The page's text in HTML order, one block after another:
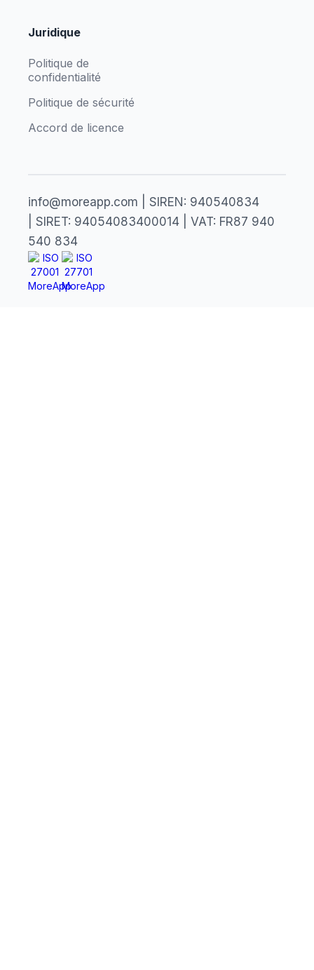
Juridique
Politique de
confidentialité
Politique de sécurité
Accord de licence
info@moreapp.com | SIREN: 940540834
| SIRET: 94054083400014 | VAT: FR87 940
540 834